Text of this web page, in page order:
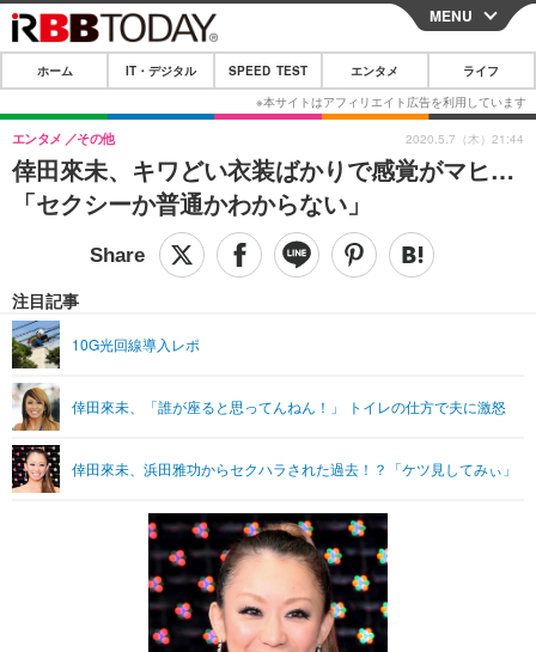
CLOSE
ホーム
IT・デジタル
IT・デジタルTOP スマートフォン
ショッピング その他
SPEED TEST
エンタメTOP 映画・ドラマ
グラビア ブログ
ショッピング その他
ライフTOP
リリース一覧
プッシュ通知の停止方法
MENU
ホーム IT・デジタル SPEED TEST エンタメ ライフ
倖田來未、キワどい衣装ばかりで感覚がマヒ…
「セクシーか普通かわからない」
エンタメ その他
注目記事
10G光回線導入レポ
倖田來未、「誰が座ると思ってんねん！」 トイレの仕方で夫に激怒
倖田來未、浜田雅功からセクハラされた過去！？「ケツ見してみぃ」
2020.5.7（木）21:44